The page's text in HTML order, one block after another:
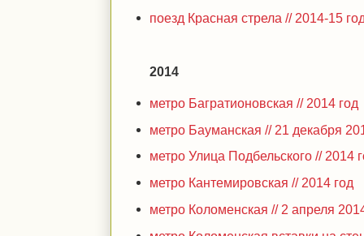
поезд Красная стрела // 2014-15
2014
метро Багратионовская // 2014 год
метро Бауманская // 21 декабря
метро Улица Подбельского // 2014
метро Кантемировская // 2014 год
метро Коломенская // 2 апреля